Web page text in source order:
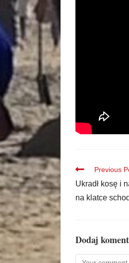
Previous
Ukradł kosę i
na klatce
Dodaj